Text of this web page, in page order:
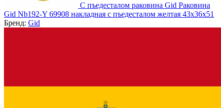
С пъедесталом раковина Gid Раковина
Gid Nb192-Y 69908 накладная с пъедесталом желтая 43x36x51
Бренд: Gid